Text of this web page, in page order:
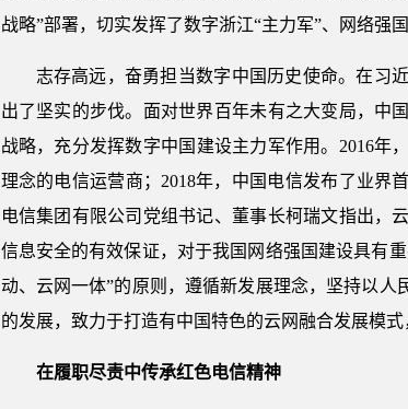
战略”部署，切实发挥了数字浙江“主力军”、网络强
志存高远，奋勇担当数字中国历史使命。在习
出了坚实的步伐。面对世界百年未有之大变局，中
战略，充分发挥数字中国建设主力军作用。2016年
理念的电信运营商；2018年，中国电信发布了业界
电信集团有限公司党组书记、董事长柯瑞文指出，
信息安全的有效保证，对于我国网络强国建设具有
动、云网一体”的原则，遵循新发展理念，坚持以
的发展，致力于打造有中国特色的云网融合发展模
在履职尽责中传承红色电信精神